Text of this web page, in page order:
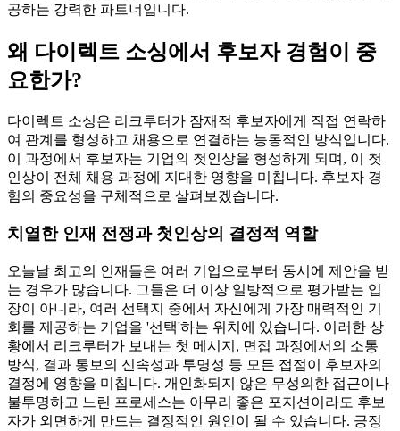
공하는 강력한 파트너입니다.
왜 다이렉트 소싱에서 후보자 경험이 중
요한가?
다이렉트 소싱은 리크루터가 잠재적 후보자에게 직접 연락하
여 관계를 형성하고 채용으로 연결하는 능동적인 방식입니다.
이 과정에서 후보자는 기업의 첫인상을 형성하게 되며, 이 첫
인상이 전체 채용 과정에 지대한 영향을 미칩니다. 후보자 경
험의 중요성을 구체적으로 살펴보겠습니다.
치열한 인재 전쟁과 첫인상의 결정적 역할
오늘날 최고의 인재들은 여러 기업으로부터 동시에 제안을 받
는 경우가 많습니다. 그들은 더 이상 일방적으로 평가받는 입
장이 아니라, 여러 선택지 중에서 자신에게 가장 매력적인 기
회를 제공하는 기업을 '선택'하는 위치에 있습니다. 이러한 상
황에서 리크루터가 보내는 첫 메시지, 면접 과정에서의 소통
방식, 결과 통보의 신속성과 투명성 등 모든 접점이 후보자의
결정에 영향을 미칩니다. 개인화되지 않은 무성의한 접근이나
불투명하고 느린 프로세스는 아무리 좋은 포지션이라도 후보
자가 외면하게 만드는 결정적인 원인이 될 수 있습니다. 긍정